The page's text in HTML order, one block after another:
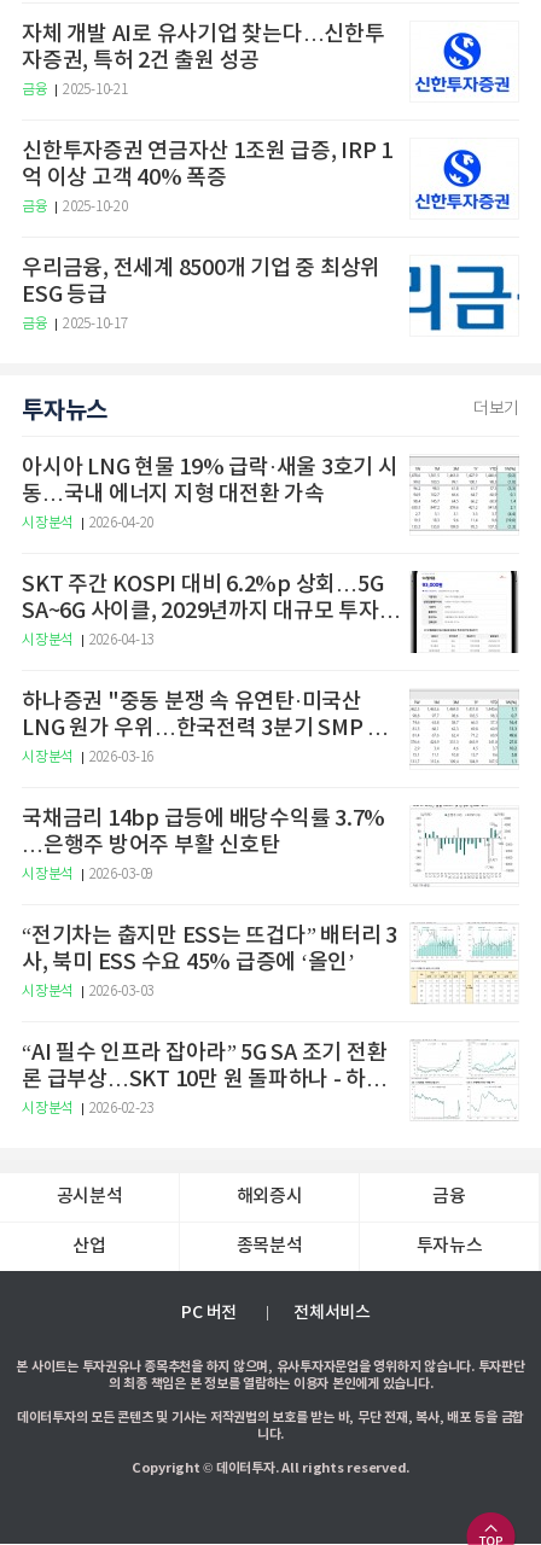
자체 개발 AI로 유사기업 찾는다…신한투
자증권, 특허 2건 출원 성공
금융 2025-10-21
신한투자증권 연금자산 1조원 급증, IRP 1
억 이상 고객 40% 폭증
금융 2025-10-20
우리금융, 전세계 8500개 기업 중 최상위
ESG 등급
금융 2025-10-17
투자뉴스 더보기
아시아 LNG 현물 19% 급락·새울 3호기 시
동…국내 에너지 지형 대전환 가속
시장분석 2026-04-20
SKT 주간 KOSPI 대비 6.2%p 상회…5G
SA~6G 사이클, 2029년까지 대규모 투자
예고
시장분석 2026-04-13
하나증권 "중동 분쟁 속 유연탄·미국산
LNG 원가 우위…한국전력 3분기 SMP 상
승 전망"
시장분석 2026-03-16
국채금리 14bp 급등에 배당수익률 3.7%
…은행주 방어주 부활 신호탄
시장분석 2026-03-09
“전기차는 춥지만 ESS는 뜨겁다” 배터리 3
사, 북미 ESS 수요 45% 급증에 ‘올인’
시장분석 2026-03-03
“AI 필수 인프라 잡아라” 5G SA 조기 전환
론 급부상…SKT 10만 원 돌파하나 - 하나
증권
시장분석 2026-02-23
공시분석 해외증시 금융
산업 종목분석 투자뉴스
PC 버전 전체서비스
본 사이트는 투자권유나 종목추천을 하지 않으며, 유사투자자문업을 영위하지 않습니다. 투자판단
의 최종 책임은 본 정보를 열람하는 이용자 본인에게 있습니다.
데이터투자의 모든 콘텐츠 및 기사는 저작권법의 보호를 받는 바, 무단 전재, 복사, 배포 등을 금합
니다.
Copyright © 데이터투자. All rights reserved.